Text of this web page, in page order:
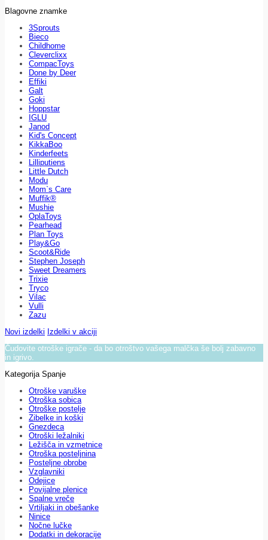
Blagovne znamke
3Sprouts
Bieco
Childhome
Cleverclixx
CompacToys
Done by Deer
Effiki
Galt
Goki
Hoppstar
IGLU
Janod
Kid's Concept
KikkaBoo
Kinderfeets
Lilliputiens
Little Dutch
Modu
Mom`s Care
Muffik®
Mushie
OplaToys
Pearhead
Plan Toys
Play&Go
Scoot&Ride
Stephen Joseph
Sweet Dreamers
Trixie
Tryco
Vilac
Vulli
Zazu
Novi izdelki Izdelki v akciji
Čudovite otroške igrače - da bo otroštvo vašega malčka še bolj zabavno
in igrivo.
Kategorija Spanje
Otroške varuške
Otroška sobica
Otroške postelje
Zibelke in koški
Gnezdeca
Otroški ležalniki
Ležišča in vzmetnice
Otroška posteljnina
Posteljne obrobe
Vzglavniki
Odejice
Povijalne plenice
Spalne vreče
Vrtiljaki in obešanke
Ninice
Nočne lučke
Dodatki in dekoracije